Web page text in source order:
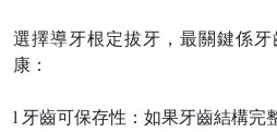
選擇導牙根定拔牙，最關鍵係
康：
l 牙齒可保存性：如果牙齒結構完